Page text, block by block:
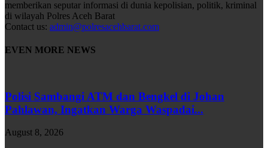
memberikan seputar informasi di dunia kepolisian, politik, kriminal
di wilayah Polres Aceh Barat
Contact us: admin@polresacehbarat.com
EVEN MORE NEWS
Polisi Sambangi ATM dan Bengkel di Johan
Pahlawan, Ingatkan Warga Waspadai...
August 8, 2026